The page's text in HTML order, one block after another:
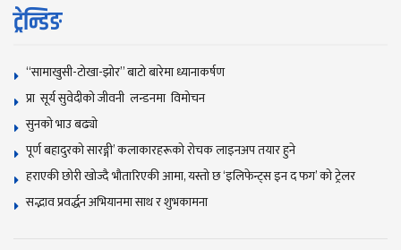
ट्रेन्डिङ
“सामाखुसी-टोखा-झोर” बाटो बारेमा ध्यानाकर्षण
प्रा सूर्य सुवेदीको जीवनी लन्डनमा विमोचन
सुनकाे भाउ बढ्याे
पूर्ण बहादुरको सारङ्गी’ कलाकारहरूको रोचक लाइनअप तयार हुने
हराएकी छोरी खोज्दै भौतारिएकी आमा, यस्तो छ ‘इलिफेन्ट्स इन द फग’ को ट्रेलर
सद्भाव प्रवर्द्धन अभियानमा साथ र शुभकामना